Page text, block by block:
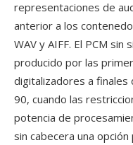
representaciones de
anterior a los
WAV y AIFF. El PCM
producido por las
digitalizadores a finales
90, cuando las
potencia de
sin cabecera una